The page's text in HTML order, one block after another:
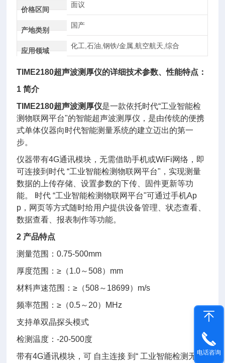
价格区间
面议
产地类别
国产
应用领域
化工,石油,钢铁/金属,航空航天,综合
TIME2180超声波测厚仪的详细技术参数、性能特点：
1 简介
TIME2180超声波测厚仪是一款依托时代“工业智能检
测物联网平台"的智能超声波测厚仪，是由传统的便携
式单体仪器向时代智能测量系统的建立迈出的第一
步。
仪器带有4G通讯模块，无需借助手机或WiFi网络，即
可连接到时代 “工业智能检测物联网平台"，实现测量
数据的上传存储、设置参数的下传、固件更新等功
能。 时代 “工业智能检测物联网平台"可通过手机Ap
p，网页等方式随时给用户提供设备管理、状态查看、
数据查看、报表制作等功能。
2 产品特点
测量范围：0.75-500mm
厚度范围：≥（1.0～508）mm
材料声速范围：≥（508～18699）m/s
频率范围：≥（0.5～20）MHz
支持单双晶探头模式
检测温度：-20-500度
带有4G通讯模块，可 自主连接 到“ 工业智能检测无联电话咨询